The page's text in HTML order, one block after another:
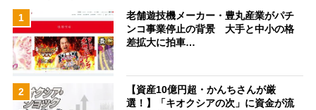
1
老舗遊技機メーカー・豊丸産業がパチ
ンコ事業停止の背景 大手と中小の格
差拡大に拍車…
2
【資産10億円超・かんちさんが厳
選！】「キオクシアの次」に資金が流